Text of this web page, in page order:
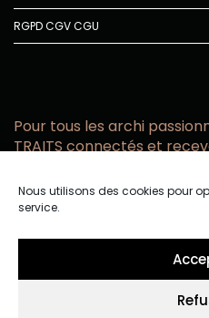
Nous utilisons des cookies pour
service.
RGPDCGVCGU
Pour tous les archi
TRAITS connectés et
email
confidentialité.